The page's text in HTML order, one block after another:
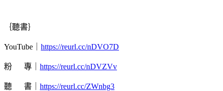
｛聽書｝
YouTube｜ https://reurl.cc/nDVO7D
粉 專｜ https://reurl.cc/nDVZVv
聽 書｜ https://reurl.cc/ZWnbg3